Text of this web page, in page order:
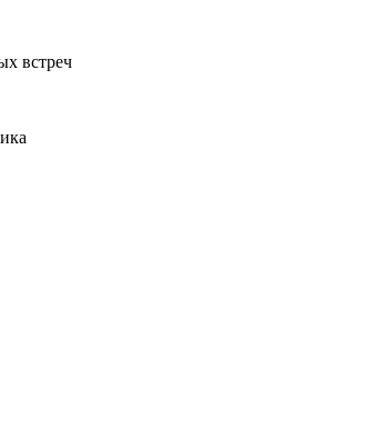
встреч